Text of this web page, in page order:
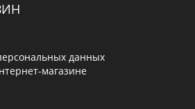
данных
магазине